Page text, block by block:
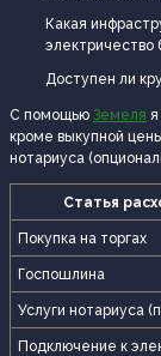
Какая
электричество
Доступен ли
С помощью Земеля
кроме выкупной
нотариуса
Статья
Покупка на торгах
Госпошлина
Услуги нотариуса
Подключение к